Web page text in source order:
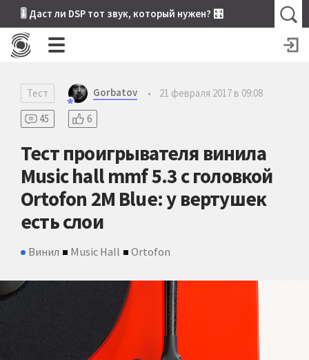
🎚 Даст ли DSP тот звук, который нужен? 🎛
Тест Gorbatov •
21 февраля 2017 в 09:08
45
6
Тест проигрывателя винила
Music hall mmf 5.3 с головкой
Ortofon 2M Blue: у вертушек
есть слои
Винил Music Hall Ortofon